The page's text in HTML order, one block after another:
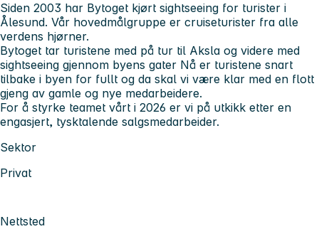
Siden 2003 har Bytoget kjørt sightseeing for turister i
Ålesund. Vår hovedmålgruppe er cruiseturister fra alle
verdens hjørner.
Bytoget tar turistene med på tur til Aksla og videre med
sightseeing gjennom byens gater Nå er turistene snart
tilbake i byen for fullt og da skal vi være klar med en flott
gjeng av gamle og nye medarbeidere.
For å styrke teamet vårt i 2026 er vi på utkikk etter en
engasjert, tysktalende salgsmedarbeider.
Sektor
Privat
Nettsted